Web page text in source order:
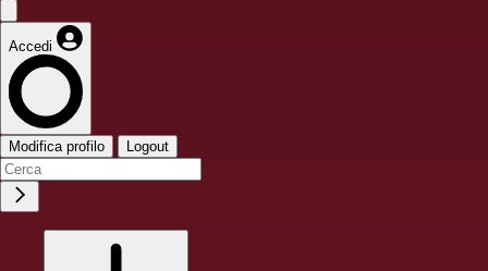
Accedi
Modifica profilo Logout